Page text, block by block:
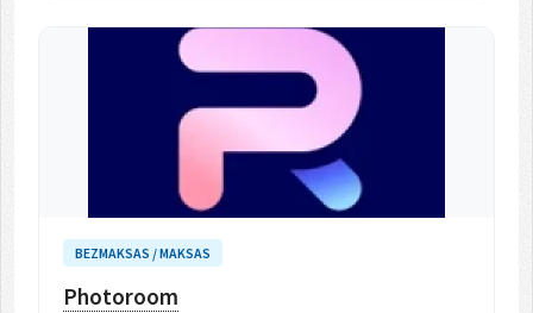
BEZMAKSAS / MAKSAS
Photoroom